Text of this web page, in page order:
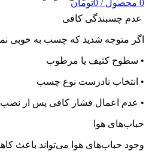
0 محصول /
0تومان
عدم چسبندگی کافی
اگر متوجه شدید که چسب به خوبی
• سطوح کثیف یا مرطوب
• انتخاب نادرست نوع چسب
• عدم اعمال فشار کافی پس از نصب
حباب‌های هوا
وجود حباب‌های هوا می‌تواند باعث